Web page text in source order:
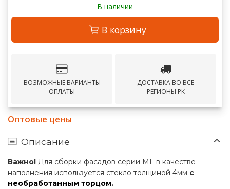
В наличии
В корзину
ВОЗМОЖНЫЕ ВАРИАНТЫ
ОПЛАТЫ
ДОСТАВКА ВО ВСЕ
РЕГИОНЫ РК
Оптовые цены
Описание
Важно! Для сборки фасадов серии MF в качестве
наполнения используется стекло толщиной 4мм с
необработанным торцом.